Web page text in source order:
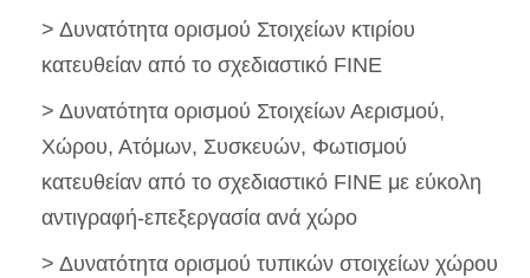
> Δυνατότητα ορισμού Στοιχείων κτιρίου
κατευθείαν από το σχεδιαστικό FINE
> Δυνατότητα ορισμού Στοιχείων Αερισμού,
Χώρου, Ατόμων, Συσκευών, Φωτισμού
κατευθείαν από το σχεδιαστικό FINE με εύκολη
αντιγραφή-επεξεργασία ανά χώρο
> Δυνατότητα ορισμού τυπικών στοιχείων χώρου